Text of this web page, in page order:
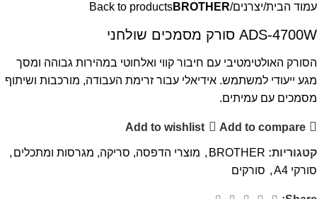
עמוד הבית יצרנים BROTHER
Back to products
ADS-4700W סורק מסמכים שולחני
הסורק האולטימטיבי עם חיבור קווי ואלחוטי במהירות גבוהה ומסך
מגע ייעודי למשתמש. אידיאלי עבור זרימת העבודה, מורכבות ושיתוף
מסמכים עם עמיתים.
Add to compare
Add to wishlist
קטגוריות: BROTHER
, מוצרי הדפסה, סריקה, מגרסות ומתכלים ,
סורקי A4
, סורקים